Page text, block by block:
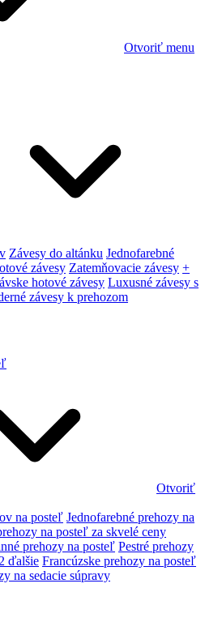
Otvoriť menu
Závesy do altánku Jednofarebné
závesy Zatemňovacie závesy +
hotové závesy Luxusné závesy s
závesy k prehozom
Otvoriť
na posteľ Jednofarebné prehozy na
na posteľ za skvelé ceny
prehozy na posteľ Pestré prehozy
ďalšie Francúzske prehozy na posteľ
na sedacie súpravy